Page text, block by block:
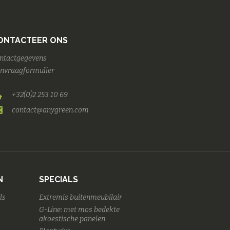
ONS
+32(0)2 253 10 69
contact@anygreen.com
SPECIALS
Extremis buitenmeubilair
G-Line: met mos bedekte
akoestische panelen